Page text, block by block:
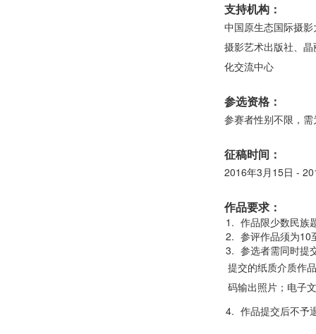
支持机构：
中国原生态国际摄
摄影艺术出版社、
化交流中心
参选资格：
参赛者性别不限，
征稿时间：
2016年3月15日 -
作品要求：
作品限少数民族
参评作品须为10
参选者需同时提
提交的纸质介质作
码输出照片；电子
作品提交后不予